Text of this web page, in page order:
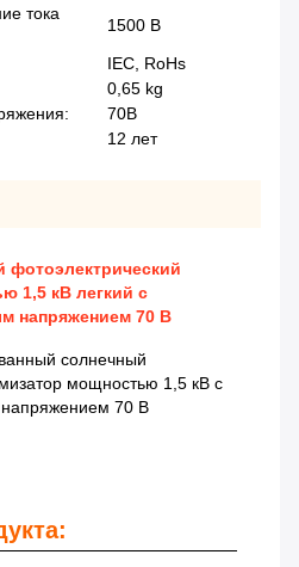
тока
1500 В
IEC, RoHs
0,65 kg
70В
12 лет
фотоэлектрический
1,5 кВ легкий с
напряжением 70 В
солнечный
мощностью 1,5 кВ с
70 В